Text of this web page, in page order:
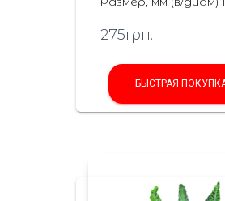
275грн.
БЫСТРАЯ